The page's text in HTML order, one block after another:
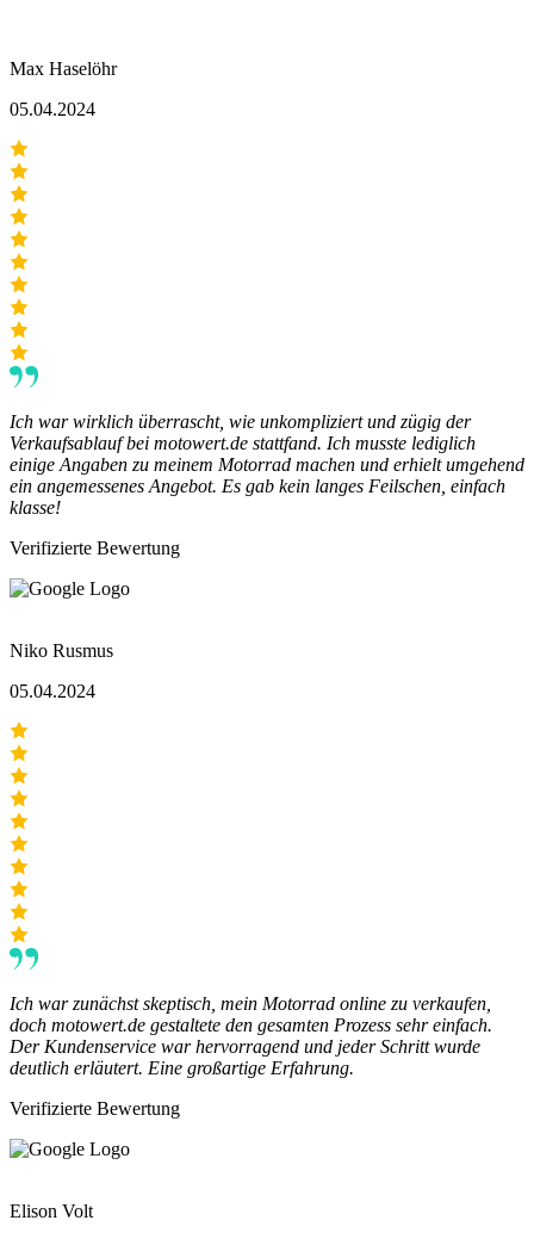
Max Haselöhr
05.04.2024
Ich war wirklich überrascht, wie unkompliziert und zügig der
Verkaufsablauf bei motowert.de stattfand. Ich musste lediglich
einige Angaben zu meinem Motorrad machen und erhielt umgehend
ein angemessenes Angebot. Es gab kein langes Feilschen, einfach
klasse!
Verifizierte Bewertung
Niko Rusmus
05.04.2024
Ich war zunächst skeptisch, mein Motorrad online zu verkaufen,
doch motowert.de gestaltete den gesamten Prozess sehr einfach.
Der Kundenservice war hervorragend und jeder Schritt wurde
deutlich erläutert. Eine großartige Erfahrung.
Verifizierte Bewertung
Elison Volt